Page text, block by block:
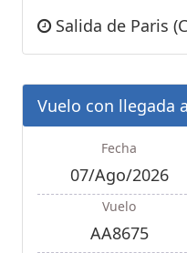
Salida de Paris
Vuelo con llegada
Fecha
07/Ago/2026
Vuelo
AA8675